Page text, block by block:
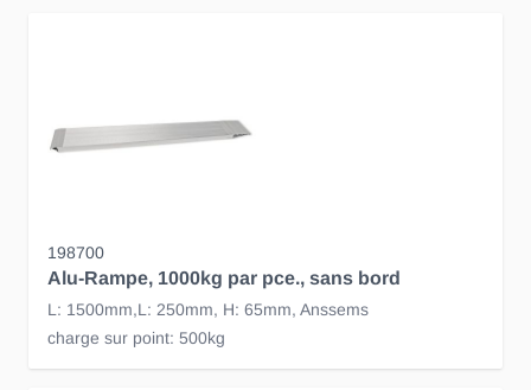
198700
Alu-Rampe, 1000kg par pce., sans bord
L: 1500mm,L: 250mm, H: 65mm, Anssems
charge sur point: 500kg